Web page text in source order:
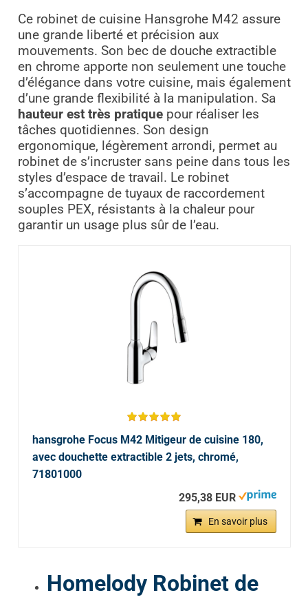
Ce robinet de cuisine Hansgrohe M42 assure
une grande liberté et précision aux
mouvements. Son bec de douche extractible
en chrome apporte non seulement une touche
d’élégance dans votre cuisine, mais également
d’une grande flexibilité à la manipulation. Sa
hauteur est très pratiquepour réaliser les
tâches quotidiennes. Son design
ergonomique, légèrement arrondi, permet au
robinet de s’incruster sans peine dans tous les
styles d’espace de travail. Le robinet
s’accompagne de tuyaux de raccordement
souples PEX, résistants à la chaleur pour
garantir un usage plus sûr de l’eau.
hansgrohe Focus M42 Mitigeur de cuisine 180,
avec douchette extractible 2 jets, chromé,
71801000
295,38 EUR
En savoir plus
Homelody Robinet de